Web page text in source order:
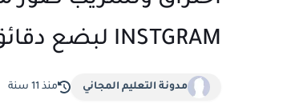
INSTGRAM لبضع دقائق
مدونة التعليم المجاني منذ 11 سنة